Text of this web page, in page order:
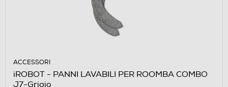
ACCESSORI
iROBOT - PANNI LAVABILI PER ROOMBA COMBO
J7-Grigio